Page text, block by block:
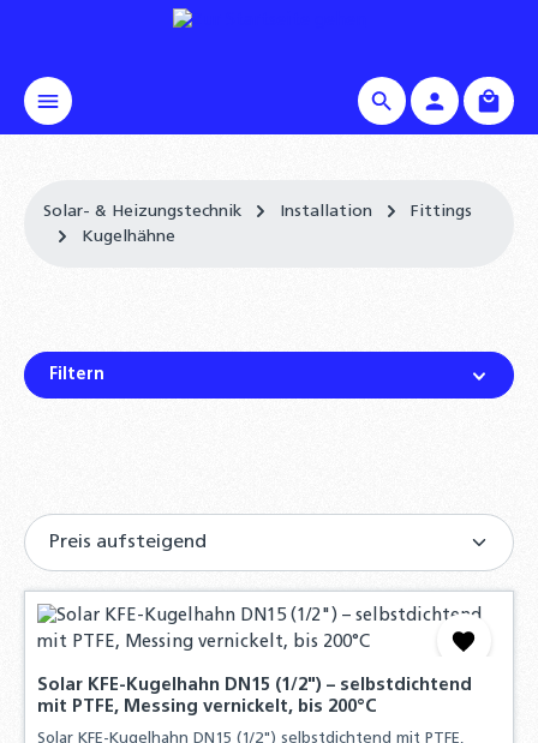
Solar- & Heizungstechnik Installation
Fittings
Kugelhähne
Filtern
Solar KFE-Kugelhahn DN15 (1/2") – selbstdichtend
mit PTFE, Messing vernickelt, bis 200°C
Solar KFE-Kugelhahn DN15 (1/2") selbstdichtend mit PTFE,